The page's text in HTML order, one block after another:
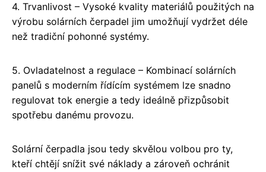
4. Trvanlivost – Vysoké kvality materiálů použitých na
výrobu solárních čerpadel jim umožňují vydržet déle
než tradiční pohonné systémy.
5. Ovladatelnost a regulace – Kombinací solárních
panelů s moderním řídícím systémem lze snadno
regulovat tok energie a tedy ideálně přizpůsobit
spotřebu danému provozu.
Solární čerpadla jsou tedy skvělou volbou pro ty,
kteří chtějí snížit své náklady a zároveň ochránit